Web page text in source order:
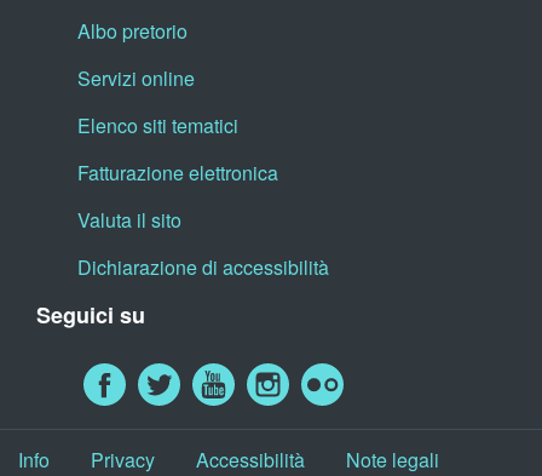
Albo pretorio
Servizi online
Elenco siti tematici
Fatturazione elettronica
Valuta il sito
Dichiarazione di accessibilità
Seguici su
Info Privacy Accessibilità Note legali